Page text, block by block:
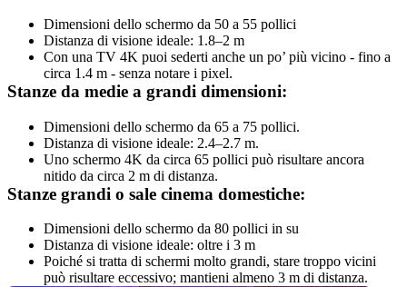
Dimensioni dello schermo da 50 a 55 pollici
Distanza di visione ideale: 1.8–2 m
Con una TV 4K puoi sederti anche un po’ più vicino - fino a
circa 1.4 m - senza notare i pixel.
Stanze da medie a grandi dimensioni:
Dimensioni dello schermo da 65 a 75 pollici.
Distanza di visione ideale: 2.4–2.7 m.
Uno schermo 4K da circa 65 pollici può risultare ancora
nitido da circa 2 m di distanza.
Stanze grandi o sale cinema domestiche:
Dimensioni dello schermo da 80 pollici in su
Distanza di visione ideale: oltre i 3 m
Poiché si tratta di schermi molto grandi, stare troppo vicini
può risultare eccessivo; mantieni almeno 3 m di distanza.